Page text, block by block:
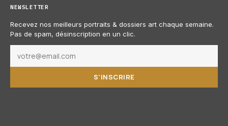
NEWSLETTER
Recevez nos meilleurs portraits & dossiers art chaque semaine.
Pas de spam, désinscription en un clic.
S'INSCRIRE